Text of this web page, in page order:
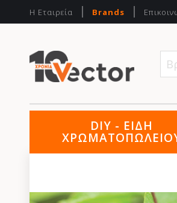
Η Εταιρεία Brands
DIY - ΕΙΔΗ